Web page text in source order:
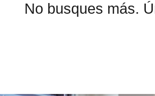
No busques más.